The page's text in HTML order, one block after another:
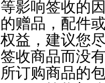
等影响签收的
的赠品，配件
权益，建议您
签收商品而没
所订购商品的